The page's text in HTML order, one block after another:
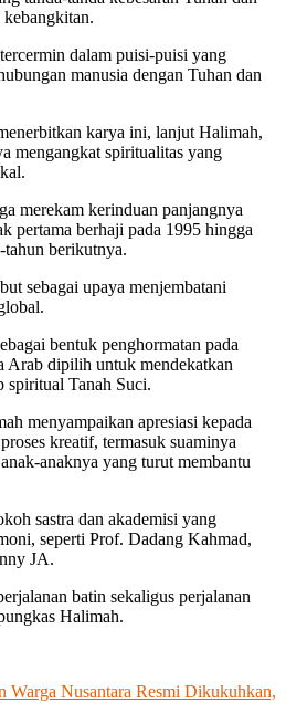
kebangkitan.
dalam puisi-puisi yang
manusia dengan Tuhan dan
karya ini, lanjut Halimah,
mengangkat spiritualitas yang
merekam kerinduan panjangnya
pertama berhaji pada 1995 hingga
berikutnya.
sebagai upaya menjembatani
bentuk penghormatan pada
Arab dipilih untuk mendekatkan
spiritual Tanah Suci.
menyampaikan apresiasi kepada
kreatif, termasuk suaminya
anaknya yang turut membantu
sastra dan akademisi yang
seperti Prof. Dadang Kahmad,
JA.
batin sekaligus perjalanan
Halimah.
Warga Nusantara Resmi Dikukuhkan,